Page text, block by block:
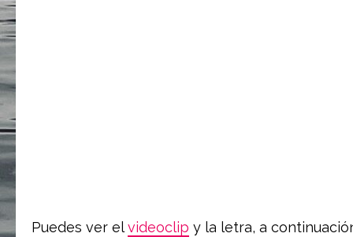
Puedes ver elvideoclip y la letra, a